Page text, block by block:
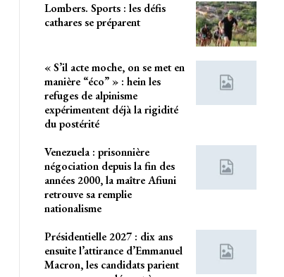
Lombers. Sports : les défis
cathares se préparent
« S’il acte moche, on se met en
manière “éco” » : hein les
refuges de alpinisme
expérimentent déjà la rigidité
du postérité
Venezuela : prisonnière
négociation depuis la fin des
années 2000, la maître Afiuni
retrouve sa remplie
nationalisme
Présidentielle 2027 : dix ans
ensuite l’attirance d’Emmanuel
Macron, les candidats parient